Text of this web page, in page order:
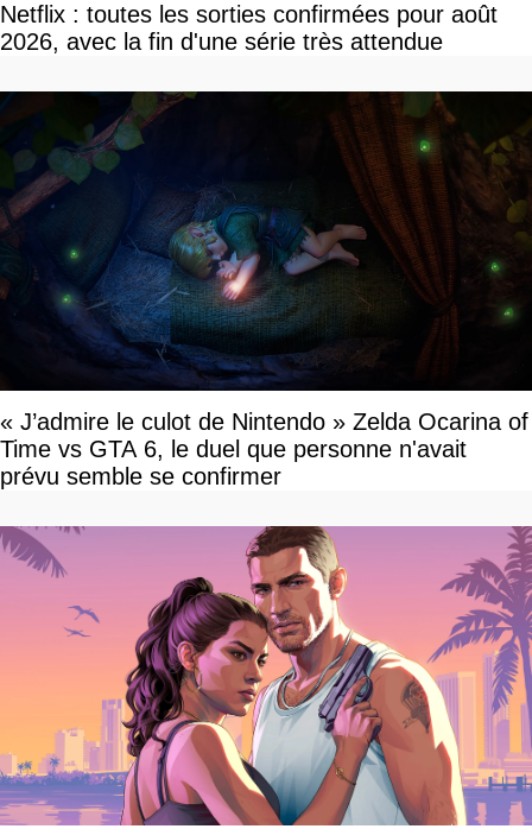
Netflix : toutes les sorties confirmées pour août
2026, avec la fin d'une série très attendue
« J’admire le culot de Nintendo » Zelda Ocarina of
Time vs GTA 6, le duel que personne n'avait
prévu semble se confirmer